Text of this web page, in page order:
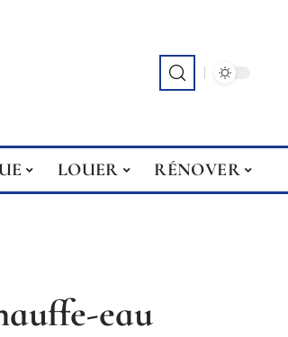
LOUER RÉNOVER
eau